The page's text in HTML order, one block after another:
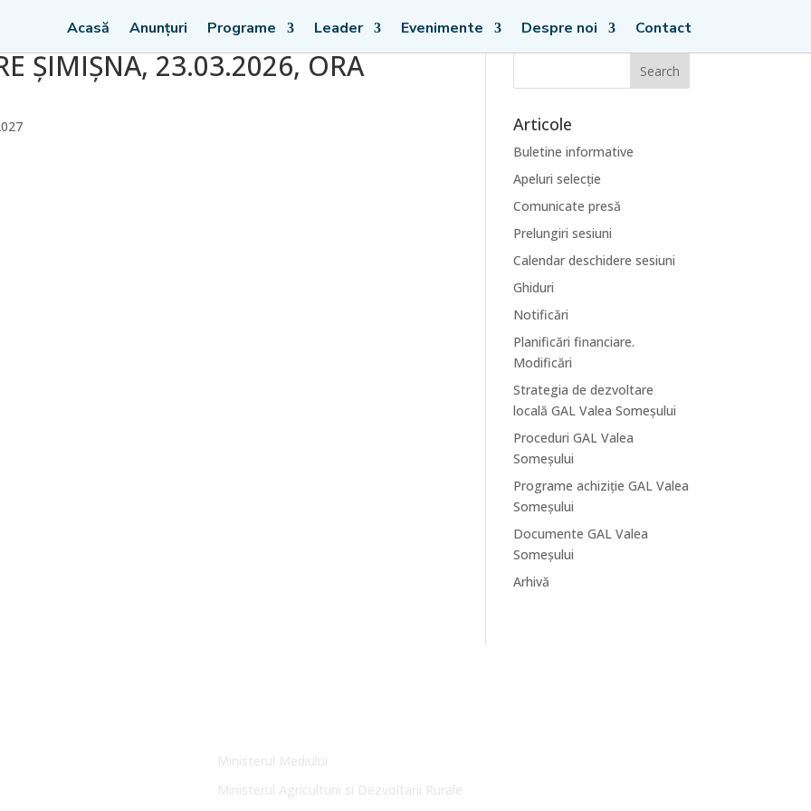
Acasă Anunțuri Programe Leader Evenimente Despre noi Contact
ȘIMIȘNA, 23.03.2026, ORA
Articole
Buletine informative
Apeluri selecție
Comunicate presă
Prelungiri sesiuni
Calendar deschidere sesiuni
Ghiduri
Notificări
Planificări financiare.
Modificări
Strategia de dezvoltare
locală GAL Valea Someșului
Proceduri GAL Valea
Someșului
Programe achiziție GAL Valea
Someșului
Documente GAL Valea
Someșului
Arhivă